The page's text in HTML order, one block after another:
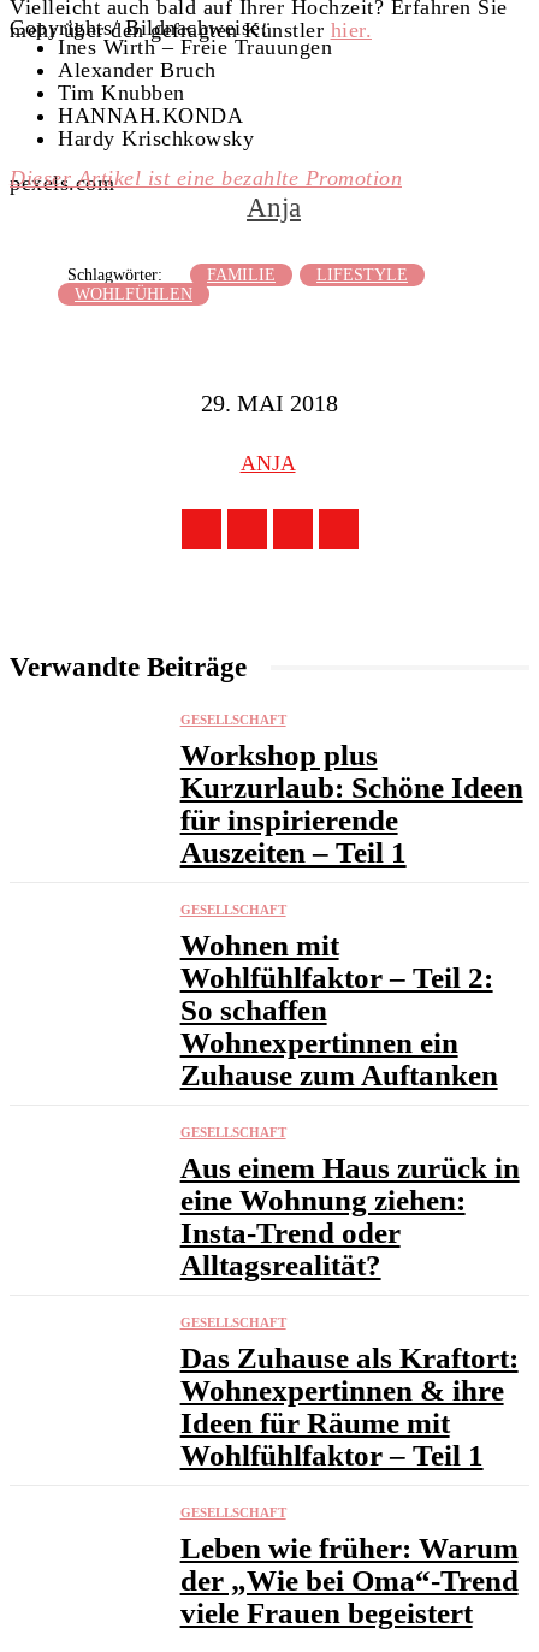
Vielleicht auch bald auf Ihrer Hochzeit? Erfahren Sie
mehr über den gefragten Künstler hier.
Copyrights/ Bildnachweise:
Ines Wirth – Freie Trauungen
Alexander Bruch
Tim Knubben
HANNAH.KONDA
Hardy Krischkowsky
pexels.com
Dieser Artikel ist eine bezahlte Promotion
Anja
Schlagwörter: FAMILIE
LIFESTYLE
WOHLFÜHLEN
29. MAI 2018
ANJA
Verwandte Beiträge
GESELLSCHAFT
Workshop plus
Kurzurlaub: Schöne Ideen
für inspirierende
Auszeiten – Teil 1
GESELLSCHAFT
Wohnen mit
Wohlfühlfaktor – Teil 2:
So schaffen
Wohnexpertinnen ein
Zuhause zum Auftanken
GESELLSCHAFT
Aus einem Haus zurück in
eine Wohnung ziehen:
Insta-Trend oder
Alltagsrealität?
GESELLSCHAFT
Das Zuhause als Kraftort:
Wohnexpertinnen & ihre
Ideen für Räume mit
Wohlfühlfaktor – Teil 1
GESELLSCHAFT
Leben wie früher: Warum
der „Wie bei Oma“-Trend
viele Frauen begeistert